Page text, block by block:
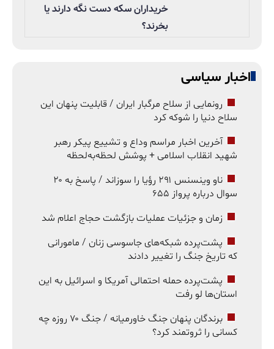
خریداران سکه دست نگه دارند یا
بخرند؟
اخبار سیاسی
رونمایی از سلاح مرگبار ایران / قابلیت پنهان این
سلاح دنیا را شوکه کرد
آخرین اخبار مراسم وداع و تشییع پیکر رهبر
شهید انقلاب اسلامی + پوشش لحظه‌به‌لحظه
ناو وینسنس ۲۹۱ رؤیا را سوزاند / پاسخ به ۲۰
سوال درباره پرواز ۶۵۵
زمان و جزئیات عملیات بازگشت حجاج اعلام شد
پشت‌پرده شبکه‌های جاسوسی زنان / مامورانی
که تاریخ جنگ را تغییر دادند
پشت‌پرده حمله احتمالی آمریکا و اسرائیل به این
استان‌ها لو رفت
برندگان پنهان جنگ خاورمیانه / جنگ ۷۰ روزه چه
کسانی را ثروتمند کرد؟